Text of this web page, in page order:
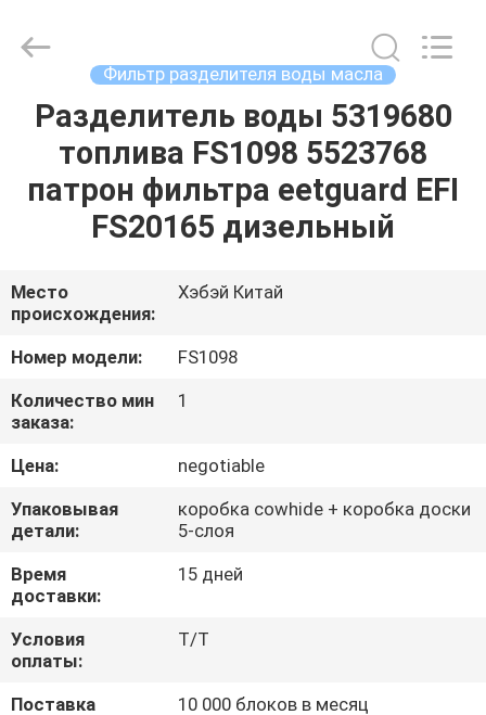
ДОМ
ПРОДУКТЫ
О
НАС
ПУТЕШЕСТВИЕ
ФАБРИКИ
ПРОВЕРКА
КАЧЕСТВА
СВЯЖИТЕСЬ
МЫ
Rights
Фильтр разделителя воды масла
Разделитель воды 5319680
топлива FS1098 5523768
патрон фильтра eetguard EFI
FS20165 дизельный
Место
происхождения:
Хэбэй Китай
Номер модели:
FS1098
Количество мин
заказа:
1
Цена:
negotiable
Упаковывая
детали:
коробка cowhide + коробка доски
5-слоя
Время
доставки:
15 дней
Условия
оплаты:
T/T
Поставка
10 000 блоков в месяц